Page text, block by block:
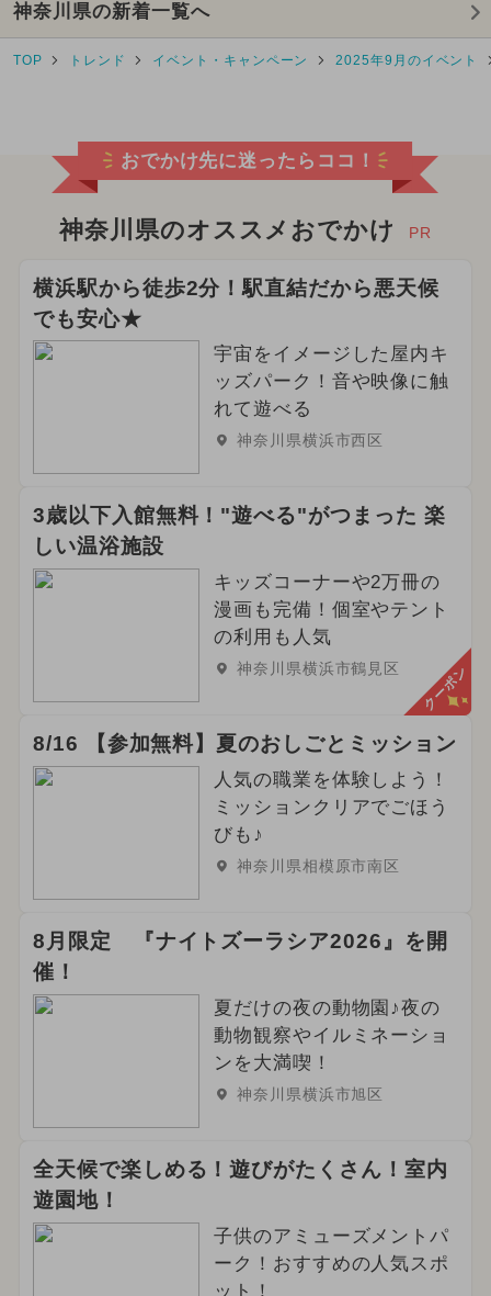
2026年6月のイベント
2025年8月のイベント
2026年5月のイベント
2024年11月のイベント
2024年3月のイベント
2024年9月のイベント グルメフェス
ワークショップ
2025年2月のイベント
2025年7月のイベント
2026年4月のイベント 春休み
2024年12月のイベント ハロウィン
2024年8月のイベント
2024年10月のイベント
2024年2月のイベント
2024年6月のイベント
2025年4月のイベント
2025年1月のイベント
2025年5月のイベント
神奈川県の新着一覧へ
TOP トレンド イベント・キャンペーン 2025年9月のイベント
おでかけ先に迷ったらココ！
神奈川県のオススメおでかけ PR
横浜駅から徒歩2分！駅直結だから悪天候
でも安心★
宇宙をイメージした屋内キ
ッズパーク！音や映像に触
れて遊べる
神奈川県横浜市西区
3歳以下入館無料！"遊べる"がつまった 楽
しい温浴施設
キッズコーナーや2万冊の
漫画も完備！個室やテント
の利用も人気
神奈川県横浜市鶴見区 クーポン
8/16 【参加無料】夏のおしごとミッション
人気の職業を体験しよう！
ミッションクリアでごほう
びも♪
神奈川県相模原市南区
8月限定 『ナイトズーラシア2026』を開
催！
夏だけの夜の動物園♪夜の
動物観察やイルミネーショ
ンを大満喫！
神奈川県横浜市旭区
全天候で楽しめる！遊びがたくさん！室内
遊園地！
子供のアミューズメントパ
ーク！おすすめの人気スポ
ット！